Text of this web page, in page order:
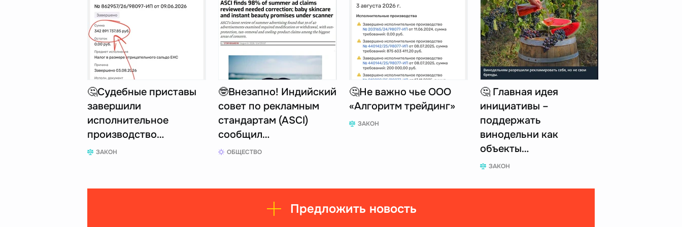
🤔Судебные приставы
завершили
исполнительное
производство…
ЗАКОН
🤓Внезапно! Индийский
совет по рекламным
стандартам (ASCI)
сообщил…
ОБЩЕСТВО
🤔Не важно чье ООО
«Алгоритм трейдинг»
ЗАКОН
🤔 Главная идея
инициативы –
поддержать
винодельни как
объекты…
ЗАКОН
Предложить новость